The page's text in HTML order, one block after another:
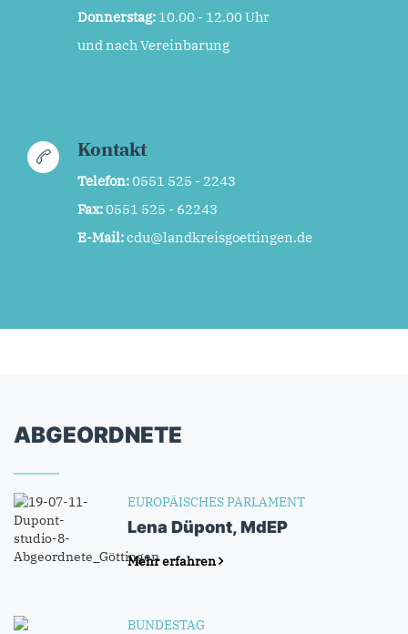
Donnerstag: 10.00 - 12.00 Uhr
und nach Vereinbarung
Kontakt
Telefon:0551 525 - 2243
Fax:0551 525 - 62243
E-Mail:cdu@landkreisgoettingen.de
ABGEORDNETE
EUROPÄISCHES PARLAMENT
Lena Düpont, MdEP
Mehr erfahren
BUNDESTAG